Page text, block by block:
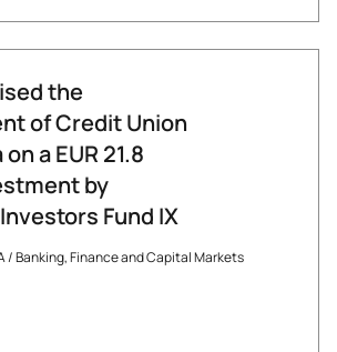
the
of Credit Union
a EUR 21.8
by
Fund IX
/Banking, Finance and Capital Markets